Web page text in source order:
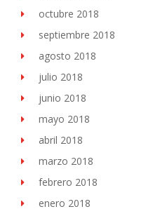
octubre 2018
septiembre 2018
agosto 2018
julio 2018
junio 2018
mayo 2018
abril 2018
marzo 2018
febrero 2018
enero 2018